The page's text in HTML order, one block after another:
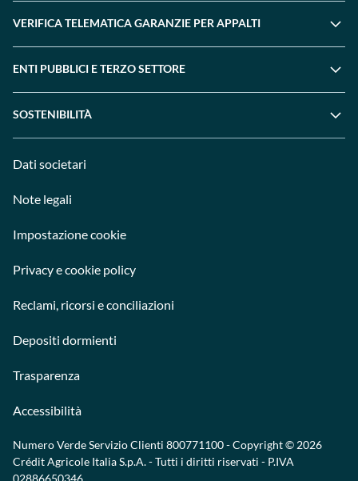
VERIFICA TELEMATICA GARANZIE PER APPALTI
ENTI PUBBLICI E TERZO SETTORE
SOSTENIBILITÀ
Dati societari
Note legali
Impostazione cookie
Privacy e cookie policy
Reclami, ricorsi e conciliazioni
Depositi dormienti
Trasparenza
Accessibilità
Numero Verde Servizio Clienti 800771100- Copyright © 2026
Crédit Agricole Italia S.p.A. - Tutti i diritti riservati - P.IVA